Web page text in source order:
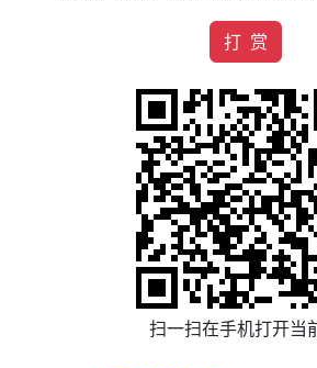
打 赏
扫一扫在手机打开当